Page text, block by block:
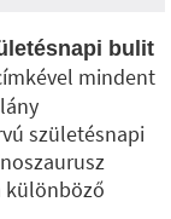
bulit
mindent
születésnapi
különböző